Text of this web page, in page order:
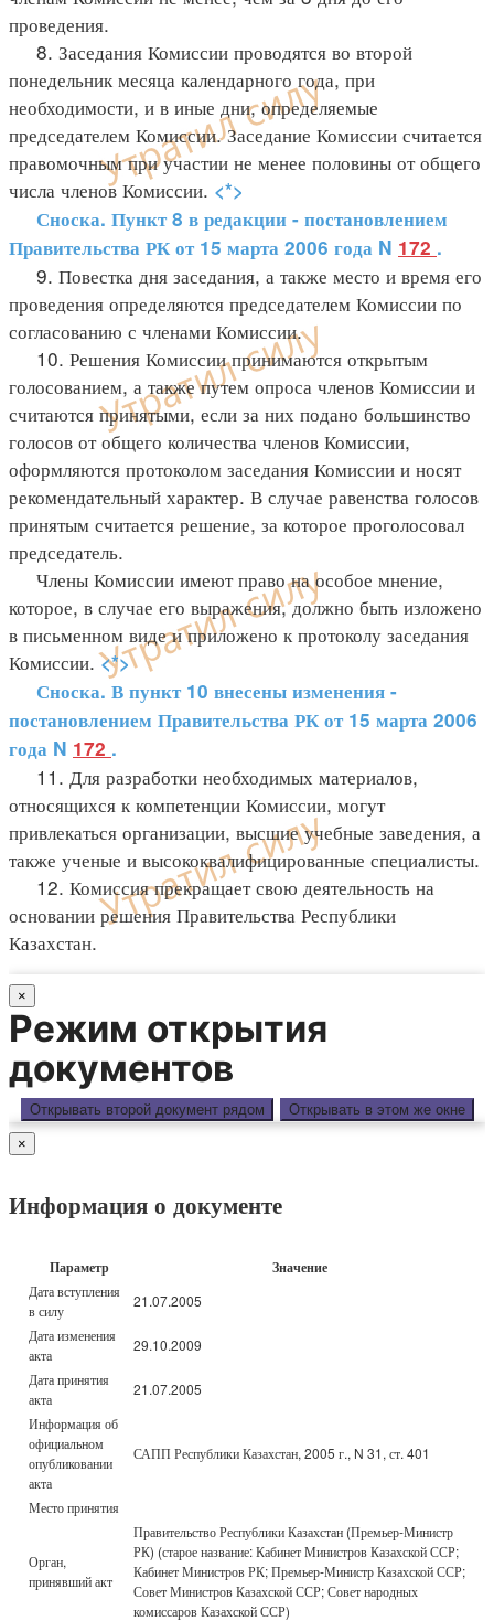
проведения.
8. Заседания Комиссии проводятся во второй
понедельник месяца календарного года, при
необходимости, и в иные дни, определяемые
председателем Комиссии. Заседание Комиссии считается
правомочным при участии не менее половины от общего
числа членов Комиссии. <*>
Сноска. Пункт 8 в редакции - постановлением
Правительства РК от 15 марта 2006 года N 172 .
9. Повестка дня заседания, а также место и время его
проведения определяются председателем Комиссии по
согласованию с членами Комиссии.
10. Решения Комиссии принимаются открытым
голосованием, а также путем опроса членов Комиссии и
считаются принятыми, если за них подано большинство
голосов от общего количества членов Комиссии,
оформляются протоколом заседания Комиссии и носят
рекомендательный характер. В случае равенства голосов
принятым считается решение, за которое проголосовал
председатель.
Члены Комиссии имеют право на особое мнение,
которое, в случае его выражения, должно быть изложено
в письменном виде и приложено к протоколу заседания
Комиссии.<*>
Сноска. В пункт 10 внесены изменения -
постановлением Правительства РК от 15 марта 2006
года N 172 .
11. Для разработки необходимых материалов,
относящихся к компетенции Комиссии, могут
привлекаться организации, высшие учебные заведения, а
также ученые и высококвалифицированные специалисты.
12. Комиссия прекращает свою деятельность на
основании решения Правительства Республики
Казахстан.
×
Режим открытия
документов
Открывать второй документ рядом Открывать в этом же окне
×
Информация о документе
Параметр Значение
Дата вступления
в силу
21.07.2005
Дата изменения
акта
29.10.2009
Дата принятия
акта
21.07.2005
Информация об
официальном
опубликовании
акта
САПП Республики Казахстан, 2005 г., N 31, ст. 401
Место принятия
Орган,
принявший акт
Правительство Республики Казахстан (Премьер-Министр
РК) (старое название: Кабинет Министров Казахской ССР;
Кабинет Министров РК; Премьер-Министр Казахской ССР;
Совет Министров Казахской ССР; Совет народных
комиссаров Казахской ССР)